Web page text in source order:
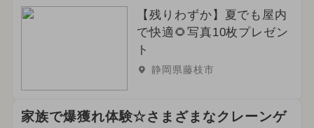
【残りわずか】夏でも屋内
で快適🌻写真10枚プレゼン
ト
静岡県藤枝市
家族で爆獲れ体験☆さまざまなクレーンゲ